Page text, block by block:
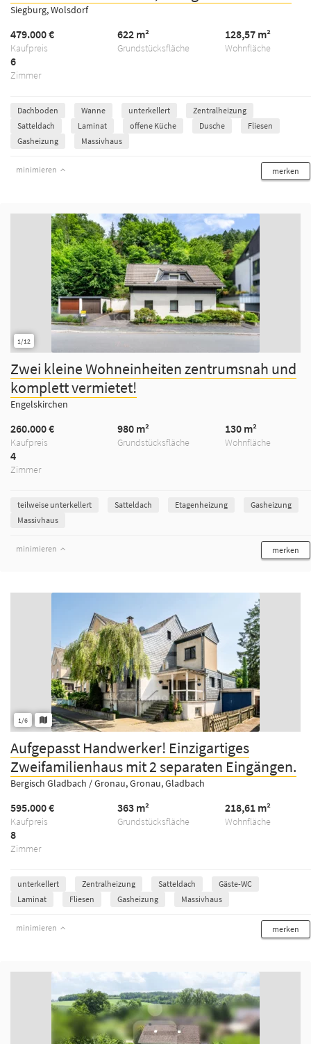
Siegburg, Wolsdorf
Kaufpreis
479.000 €
Grundstücksfläche
622 m²
Wohnfläche
128,57 m²
Zimmer
6
Dachboden Wanne unterkellert
Zentralheizung
Satteldach
Laminat offene Küche Dusche
Fliesen
Gasheizung
Massivhaus
minimieren merken
1/12
Zwei kleine Wohneinheiten zentrumsnah und
komplett vermietet!
Engelskirchen
Kaufpreis
260.000 €
Grundstücksfläche
980 m²
Wohnfläche
130 m²
Zimmer
4
teilweise unterkellert Satteldach Etagenheizung
Gasheizung
Massivhaus
minimieren merken
1/6
Aufgepasst Handwerker! Einzigartiges
Zweifamilienhaus mit 2 separaten Eingängen.
Bergisch Gladbach / Gronau, Gronau, Gladbach
Kaufpreis
595.000 €
Grundstücksfläche
363 m²
Wohnfläche
218,61 m²
Zimmer
8
unterkellert Zentralheizung Satteldach
Gäste-WC
Laminat
Fliesen Gasheizung Massivhaus
minimieren merken